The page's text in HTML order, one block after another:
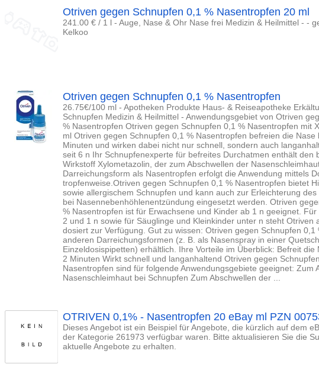
Otriven gegen Schnupfen 0,1 % Nasentropfen 20 ml
241.00 € / 1 l - Auge, Nase & Ohr Nase frei Medizin & Heilmittel - -
Kelkoo
Otriven gegen Schnupfen 0,1 % Nasentropfen
26.75€/100 ml - Apotheken Produkte Haus- & Reiseapotheke
Schnupfen Medizin & Heilmittel - Anwendungsgebiet von Otriven
% Nasentropfen Otriven gegen Schnupfen 0,1 % Nasentropfen mit
ml Otriven gegen Schnupfen 0,1 % Nasentropfen befreien die Nase
Minuten und wirken dabei nicht nur schnell, sondern auch
seit 6 n Ihr Schnupfenexperte für befreites Durchatmen enthält den
Wirkstoff Xylometazolin, der zum Abschwellen der
Darreichungsform als Nasentropfen erfolgt die Anwendung mittels
tropfenweise.Otriven gegen Schnupfen 0,1 % Nasentropfen bietet
sowie allergischem Schnupfen und kann auch zur Erleichterung
bei Nasennebenhöhlenentzündung eingesetzt werden. Otriven
% Nasentropfen ist für Erwachsene und Kinder ab 1 n geeignet. Für
2 und 1 n sowie für Säuglinge und Kleinkinder unter n steht Otriven
dosiert zur Verfügung. Gut zu wissen: Otriven gegen Schnupfen 0,1
anderen Darreichungsformen (z. B. als Nasenspray in einer
Einzeldosispipetten) erhältlich. Ihre Vorteile im Überblick: Befreit die
2 Minuten Wirkt schnell und langanhaltend Otriven gegen
Nasentropfen sind für folgende Anwendungsgebiete geeignet: Zum
Nasenschleimhaut bei Schnupfen Zum Abschwellen der ...
OTRIVEN 0,1% - Nasentropfen 20 eBay ml PZN
Dieses Angebot ist ein Beispiel für Angebote, die kürzlich auf dem
der Kategorie 261973 verfügbar waren. Bitte aktualisieren Sie die
aktuelle Angebote zu erhalten.